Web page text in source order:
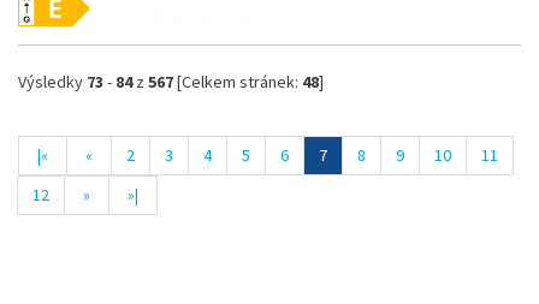
Výsledky 73 - 84z 567[Celkem stránek: 48]
|« « 2 3 4 5 6 7 8 9 10
11
12
» »|